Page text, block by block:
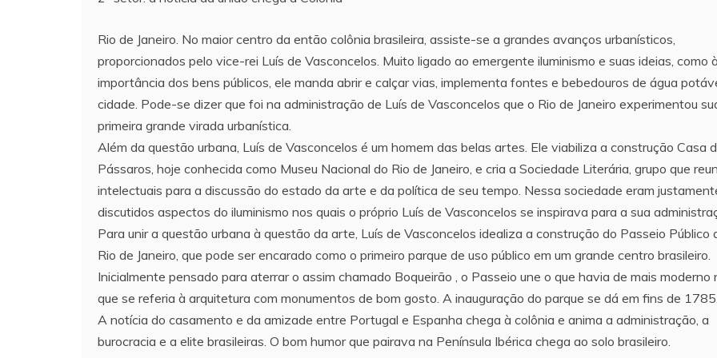
Rio de Janeiro. No maior centro da então colônia brasileira, assiste-se a grandes avanços urbanísticos,
proporcionados pelo vice-rei Luís de Vasconcelos. Muito ligado ao emergente iluminismo e suas ideias, como
importância dos bens públicos, ele manda abrir e calçar vias, implementa fontes e bebedouros de água
cidade. Pode-se dizer que foi na administração de Luís de Vasconcelos que o Rio de Janeiro experimentou
primeira grande virada urbanística.
Além da questão urbana, Luís de Vasconcelos é um homem das belas artes. Ele viabiliza a construção Casa
Pássaros, hoje conhecida como Museu Nacional do Rio de Janeiro, e cria a Sociedade Literária, grupo que
intelectuais para a discussão do estado da arte e da política de seu tempo. Nessa sociedade eram
discutidos aspectos do iluminismo nos quais o próprio Luís de Vasconcelos se inspirava para a sua
Para unir a questão urbana à questão da arte, Luís de Vasconcelos idealiza a construção do Passeio Público
Rio de Janeiro, que pode ser encarado como o primeiro parque de uso público em um grande centro brasileiro.
Inicialmente pensado para aterrar o assim chamado Boqueirão , o Passeio une o que havia de mais moderno
que se referia à arquitetura com monumentos de bom gosto. A inauguração do parque se dá em fins de 1785.
A notícia do casamento e da amizade entre Portugal e Espanha chega à colônia e anima a administração, a
burocracia e a elite brasileiras. O bom humor que pairava na Península Ibérica chega ao solo brasileiro.